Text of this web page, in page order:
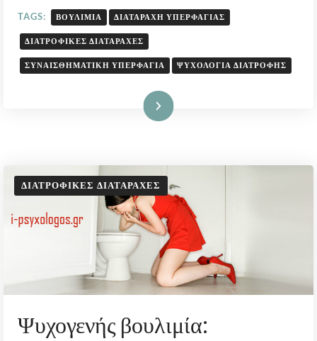
TAGS: ΒΟΥΛΙΜΊΑ ΔΙΑΤΑΡΑΧΉ ΥΠΕΡΦΑΓΊΑΣ
ΔΙΑΤΡΟΦΙΚΈΣ ΔΙΑΤΑΡΑΧΈΣ
ΣΥΝΑΙΣΘΗΜΑΤΙΚΉ ΥΠΕΡΦΑΓΊΑ ΨΥΧΟΛΟΓΊΑ ΔΙΑΤΡΟΦΉΣ
Διαβάστε Περισσότερα
ΔΙΑΤΡΟΦΙΚΈΣ ΔΙΑΤΑΡΑΧΈΣ
Ψυχογενής βουλιμία: